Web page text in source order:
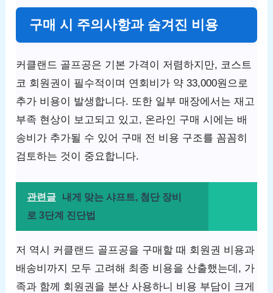
구매 시 주의사항과 숨겨진 비용
커클랜드 골프공은 기본 가격이 저렴하지만, 코스트
코 회원권이 필수적이며 연회비가 약 33,000원으로
추가 비용이 발생합니다. 또한 일부 매장에서는 재고
부족 현상이 보고되고 있고, 온라인 구매 시에는 배
송비가 추가될 수 있어 구매 전 비용 구조를 꼼꼼히
검토하는 것이 중요합니다.
관련글
내게 맞는 샤프트, 첨단 장비
로 3단계 진단법
저 역시 커클랜드 골프공을 구매할 때 회원권 비용과
배송비까지 모두 고려해 최종 비용을 산출했는데, 가
족과 함께 회원권을 분산 사용하니 비용 부담이 크게